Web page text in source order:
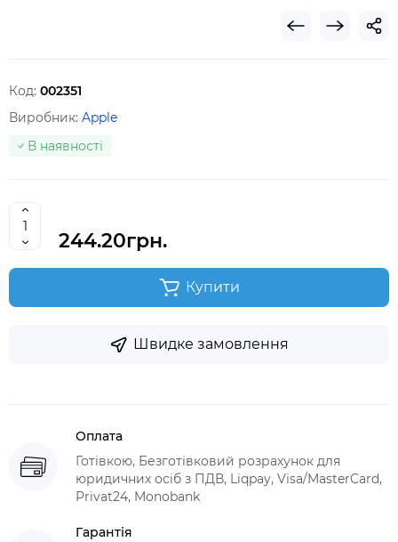
Код: 002351
Виробник: Apple
В наявності
244.20грн.
Купити
Швидке замовлення
Оплата
Готівкою, Безготівковий розрахунок для
юридичних осіб з ПДВ, Liqpay, Visa/MasterCard,
Privat24, Monobank
Гарантія